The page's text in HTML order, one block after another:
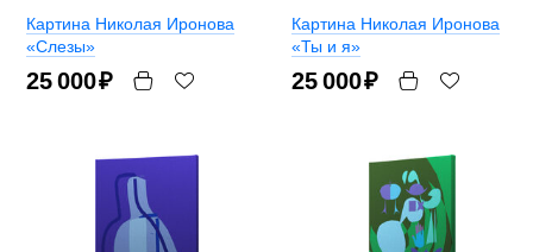
Картина Николая Иронова
«Слезы»
25 000₽
Картина Николая Иронова
«Ты и я»
25 000₽